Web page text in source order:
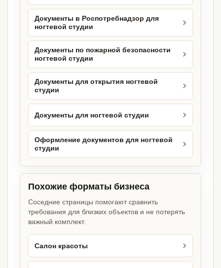
Документы в Роспотребнадзор для
ногтевой студии
Документы по пожарной безопасности
ногтевой студии
Документы для открытия ногтевой
студии
Документы для ногтевой студии
Оформление документов для ногтевой
студии
Похожие форматы бизнеса
Соседние страницы помогают сравнить
требования для близких объектов и не потерять
важный комплект.
Салон красоты